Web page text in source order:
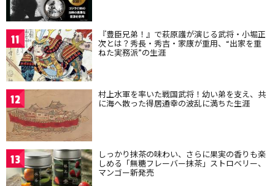
11 『豊臣兄弟！』で萩原護が演じる武将・小堀正
次とは？秀長・秀吉・家康が重用、“出家を重
ねた実務派”の生涯
12 村上水軍を率いた戦国武将！幼い弟を支え、共
に海へ散った得居通幸の波乱に満ちた生涯
13 しっかり抹茶の味わい、さらに果実の香りも楽
しめる「無糖フレーバー抹茶」ストロベリー、
マンゴー新発売